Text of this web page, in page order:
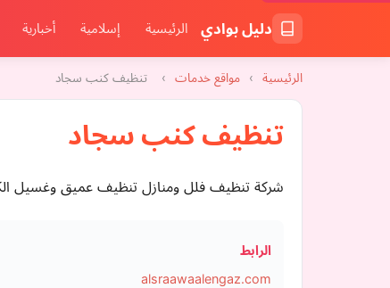
دليل بوادي الرئيسية إسلامية أخبارية
الرئيسية › مواقع خدمات › تنظيف كنب سجاد
تنظيف كنب سجاد
شركة تنظيف فلل ومنازل تنظيف عميق وغسيل
الرابط
alsraawaalengaz.com